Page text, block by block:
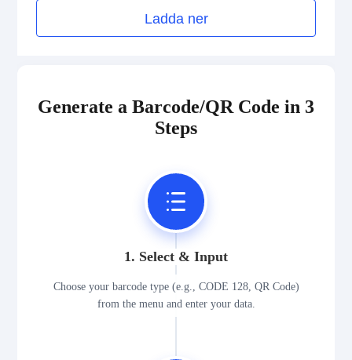
Ladda ner
Generate a Barcode/QR Code in 3
Steps
1. Select & Input
Choose your barcode type (e.g., CODE 128, QR Code)
from the menu and enter your data.